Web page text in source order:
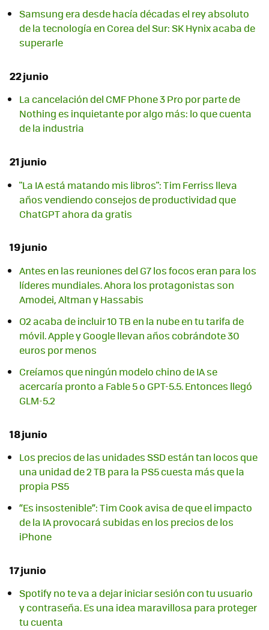
Samsung era desde hacía décadas el rey absoluto
de la tecnología en Corea del Sur: SK Hynix acaba de
superarle
22 junio
La cancelación del CMF Phone 3 Pro por parte de
Nothing es inquietante por algo más: lo que cuenta
de la industria
21 junio
"La IA está matando mis libros": Tim Ferriss lleva
años vendiendo consejos de productividad que
ChatGPT ahora da gratis
19 junio
Antes en las reuniones del G7 los focos eran para los
líderes mundiales. Ahora los protagonistas son
Amodei, Altman y Hassabis
O2 acaba de incluir 10 TB en la nube en tu tarifa de
móvil. Apple y Google llevan años cobrándote 30
euros por menos
Creíamos que ningún modelo chino de IA se
acercaría pronto a Fable 5 o GPT-5.5. Entonces llegó
GLM-5.2
18 junio
Los precios de las unidades SSD están tan locos que
una unidad de 2 TB para la PS5 cuesta más que la
propia PS5
“Es insostenible”: Tim Cook avisa de que el impacto
de la IA provocará subidas en los precios de los
iPhone
17 junio
Spotify no te va a dejar iniciar sesión con tu usuario
y contraseña. Es una idea maravillosa para proteger
tu cuenta